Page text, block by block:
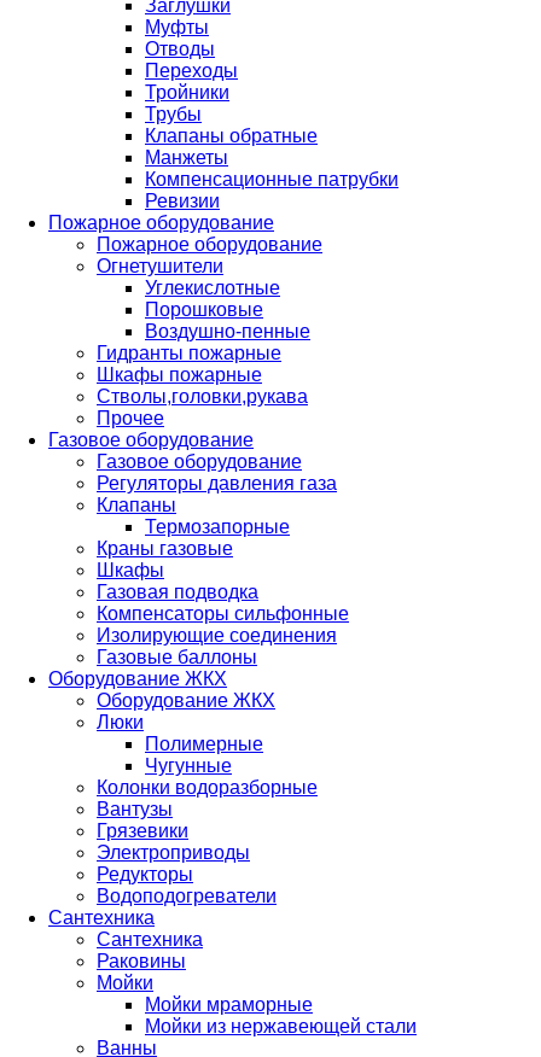
Заглушки
Муфты
Отводы
Переходы
Тройники
Трубы
Клапаны обратные
Манжеты
Компенсационные патрубки
Ревизии
Пожарное оборудование
Пожарное оборудование
Огнетушители
Углекислотные
Порошковые
Воздушно-пенные
Гидранты пожарные
Шкафы пожарные
Стволы,головки,рукава
Прочее
Газовое оборудование
Газовое оборудование
Регуляторы давления газа
Клапаны
Термозапорные
Краны газовые
Шкафы
Газовая подводка
Компенсаторы сильфонные
Изолирующие соединения
Газовые баллоны
Оборудование ЖКХ
Оборудование ЖКХ
Люки
Полимерные
Чугунные
Колонки водоразборные
Вантузы
Грязевики
Электроприводы
Редукторы
Водоподогреватели
Сантехника
Сантехника
Раковины
Мойки
Мойки мраморные
Мойки из нержавеющей стали
Ванны